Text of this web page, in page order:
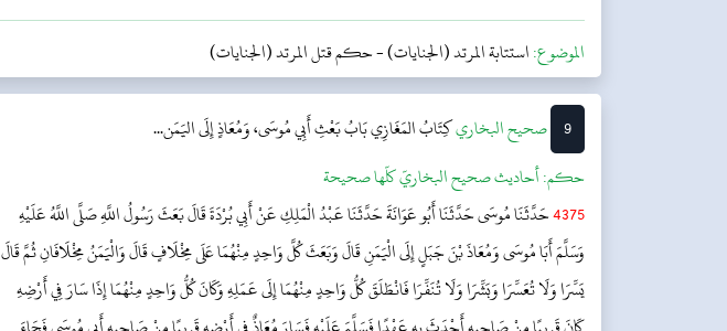
الموضوع:استتابة المرتد (الجنايات)-حكم قتل المرتد (الجنايات)
9 ‌‌صحيح البخاريكِتَابُ المَغَازِيبَابُ بَعْثِ أَبِي مُوسَى، وَمُعَاذٍ إِلَى اليَمَن...
حکم:أحاديث صحيح البخاريّ كلّها صحيحة
4375حَدَّثَنَا مُوسَى حَدَّثَنَا أَبُو عَوَانَةَ حَدَّثَنَا عَبْدُ الْمَلِكِ عَنْ أَبِي بُرْدَةَ قَالَ بَعَثَ رَسُولُ اللَّهِ صَلَّى اللَّهُ عَلَيْهِ
وَسَلَّمَ أَبَا مُوسَى وَمُعَاذَ بْنَ جَبَلٍ إِلَى الْيَمَنِ قَالَ وَبَعَثَ كُلَّ وَاحِدٍ مِنْهُمَا عَلَى مِخْلَافٍ قَالَ وَالْيَمَنُ مِخْلَافَانِ ثُمَّ قَالَ
يَسِّرَا وَلَا تُعَسِّرَا وَبَشِّرَا وَلَا تُنَفِّرَا فَانْطَلَقَ كُلُّ وَاحِدٍ مِنْهُمَا إِلَى عَمَلِهِ وَكَانَ كُلُّ وَاحِدٍ مِنْهُمَا إِذَا سَارَ فِي أَرْضِهِ